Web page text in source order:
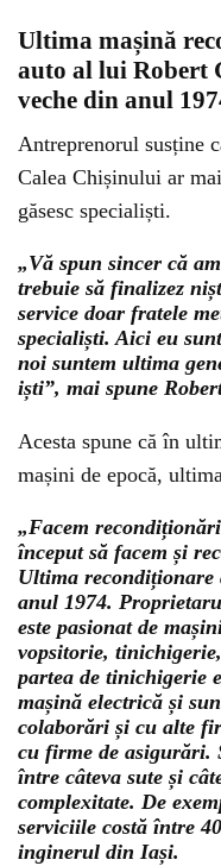
Ultima mașină
auto al lui Robert
veche din anul
Antreprenorul susține
Calea Chișinului ar
găsesc specialiști.
„Vă spun sincer că
trebuie să finalizez
service doar fratele
specialiști. Aici eu
noi suntem ultima
iști”, mai spune
Acesta spune că în
mașini de epocă,
„Facem
început să facem și
Ultima recondiționare
anul 1974.
este pasionat de
vopsitorie,
partea de tinichigerie
mașină electrică și
colaborări și cu alte
cu firme de asigurări.
între câteva sute și
complexitate. De
serviciile costă între
inginerul din Iași.